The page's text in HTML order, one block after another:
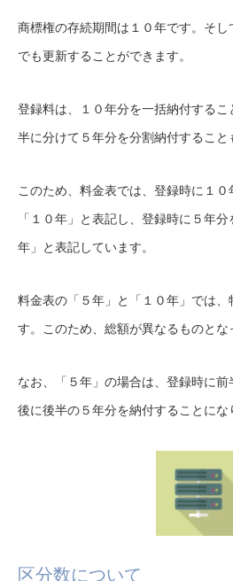
商標権の存続期間は１０年です。そ
でも更新することができます。
登録料は、１０年分を一括納付する
半に分けて５年分を分割納付すること
このため、料金表では、登録時に１
「１０年」と表記し、登録時に５年
年」と表記しています。
料金表の「５年」と「１０年」では、
す。このため、総額が異なるものとな
なお、「５年」の場合は、登録時に
後に後半の５年分を納付することにな
区分数について